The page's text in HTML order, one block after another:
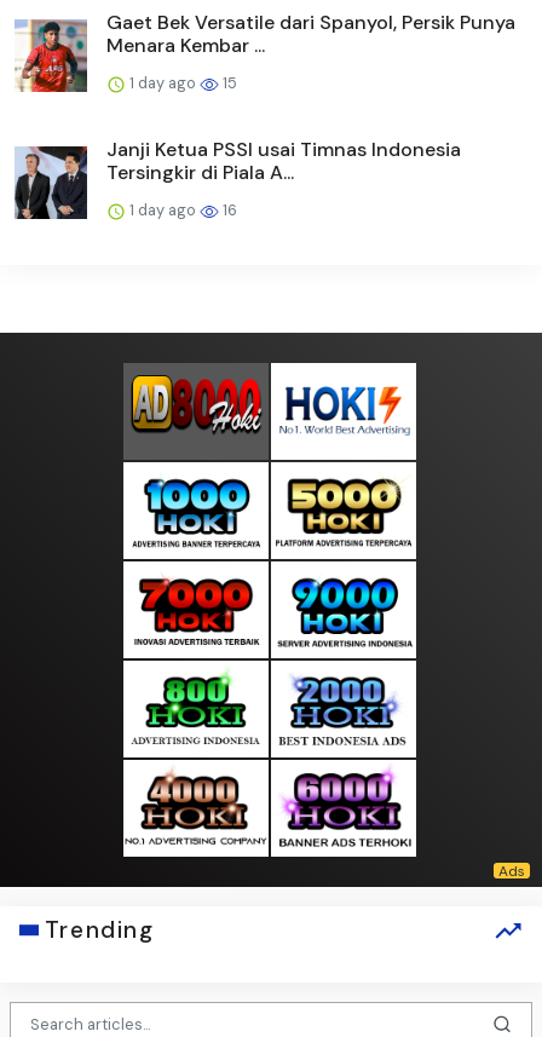
Gaet Bek Versatile dari Spanyol, Persik Punya
Menara Kembar ...
1 day ago 15
Janji Ketua PSSI usai Timnas Indonesia
Tersingkir di Piala A...
1 day ago 16
Trending